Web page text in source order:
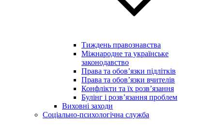
Тиждень правознавства
Міжнародне та українське
законодавство
Права та обов’язки підлітків
Права та обов’язки вчителів
Конфлікти та їх розв’язання
Булінг і розв’язання проблем
Виховні заходи
Соціально-психологічна служба